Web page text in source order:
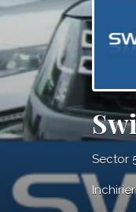
Sector